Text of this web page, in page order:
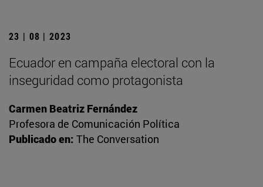
23 | 08 | 2023
Ecuador en campaña electoral con la
inseguridad como protagonista
Carmen Beatriz Fernández
Profesora de Comunicación Política
Publicado en: The Conversation